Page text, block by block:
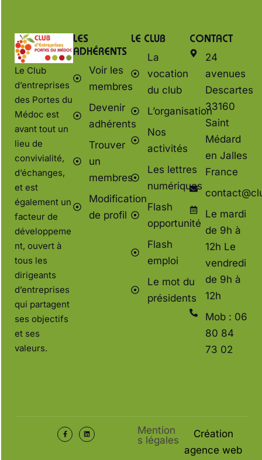
Le Club
d’entreprises
des Portes du
Médoc est
avant tout un
lieu de
convivialité,
d’échanges,
et est
également un
facteur de
développeme
nt, ouvert à
tous les
dirigeants
d’entreprises
qui partagent
ses objectifs
et ses
valeurs.
LES
ADHÉRENTS
Voir les
membres
Devenir
adhérents
Trouver
un
membres
Modification
de profil
LE CLUB
La
vocation
du club
L’organisation
Nos
activités
Les lettres
numériques
Flash
opportunité
Flash
emploi
Le mot du
présidents
CONTACT
24
avenues
Descartes
33160
Saint
Médard
en Jalles
France
Le mardi
de 9h à
12h Le
vendredi
de 9h à
12h
Mob : 06
80 84
73 02
Mention
s légales
Création
agence web